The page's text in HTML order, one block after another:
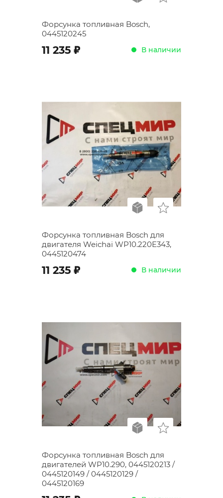
Форсунка топливная Bosch,
0445120245
11 235 ; В наличии
Форсунка топливная Bosch для
двигателя Weichai WP10.220E343,
0445120474
11 235 ; В наличии
Форсунка топливная Bosch для
двигателей WP10.290, 0445120213 /
0445120149 / 0445120129 /
0445120169